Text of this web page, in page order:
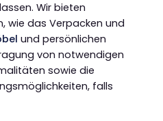
Wir bieten
wie das Verpacken und
und persönlichen
von notwendigen
sowie die
falls